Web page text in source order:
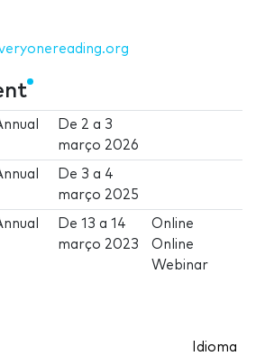
De 2 a 3
março 2026
De 3 a 4
março 2025
De13 a14
março 2023
Online
Online
Webinar
Idioma